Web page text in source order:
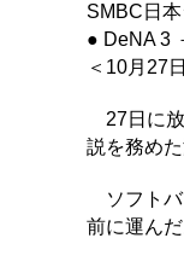
SMBC日
● DeNA 3
＜10月27
27日に放
説を務め
ソフトバ
前に運んだ